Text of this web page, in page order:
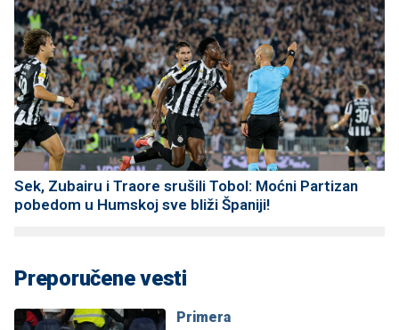
Sek, Zubairu i Traore srušili Tobol: Moćni Partizan
pobedom u Humskoj sve bliži Španiji!
Preporučene vesti
Primera